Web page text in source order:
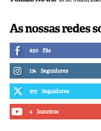
As nossas redes
850 Fãs
174 Seguidores
575 Seguidores
4 Inscritos